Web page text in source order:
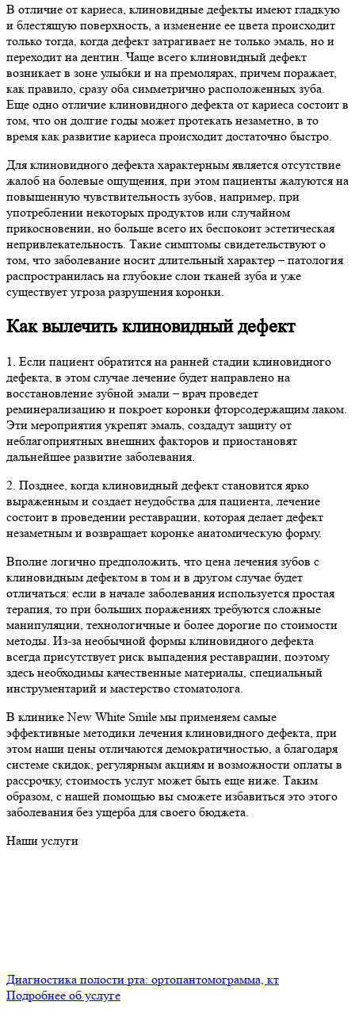
В отличие от кариеса, клиновидные дефекты имеют гладкую
и блестящую поверхность, а изменение ее цвета происходит
только тогда, когда дефект затрагивает не только эмаль, но и
переходит на дентин. Чаще всего клиновидный дефект
возникает в зоне улыбки и на премолярах, причем поражает,
как правило, сразу оба симметрично расположенных зуба.
Еще одно отличие клиновидного дефекта от кариеса состоит в
том, что он долгие годы может протекать незаметно, в то
время как развитие кариеса происходит достаточно быстро.
Для клиновидного дефекта характерным является отсутствие
жалоб на болевые ощущения, при этом пациенты жалуются на
повышенную чувствительность зубов, например, при
употреблении некоторых продуктов или случайном
прикосновении, но больше всего их беспокоит эстетическая
непривлекательность. Такие симптомы свидетельствуют о
том, что заболевание носит длительный характер – патология
распространилась на глубокие слои тканей зуба и уже
существует угроза разрушения коронки.
Как вылечить клиновидный дефект
1. Если пациент обратится на ранней стадии клиновидного
дефекта, в этом случае лечение будет направлено на
восстановление зубной эмали – врач проведет
реминерализацию и покроет коронки фторсодержащим лаком.
Эти мероприятия укрепят эмаль, создадут защиту от
неблагоприятных внешних факторов и приостановят
дальнейшее развитие заболевания.
2. Позднее, когда клиновидный дефект становится ярко
выраженным и создает неудобства для пациента, лечение
состоит в проведении реставрации, которая делает дефект
незаметным и возвращает коронке анатомическую форму.
Вполне логично предположить, что цена лечения зубов с
клиновидным дефектом в том и в другом случае будет
отличаться: если в начале заболевания используется простая
терапия, то при больших поражениях требуются сложные
манипуляции, технологичные и более дорогие по стоимости
методы. Из-за необычной формы клиновидного дефекта
всегда присутствует риск выпадения реставрации, поэтому
здесь необходимы качественные материалы, специальный
инструментарий и мастерство стоматолога.
В клинике New White Smile мы применяем самые
эффективные методики лечения клиновидного дефекта, при
этом наши цены отличаются демократичностью, а благодаря
системе скидок, регулярным акциям и возможности оплаты в
рассрочку, стоимость услуг может быть еще ниже. Таким
образом, с нашей помощью вы сможете избавиться это этого
заболевания без ущерба для своего бюджета.
Наши услуги
Диагностика полости рта: ортопантомограмма, кт
Подробнее об услуге